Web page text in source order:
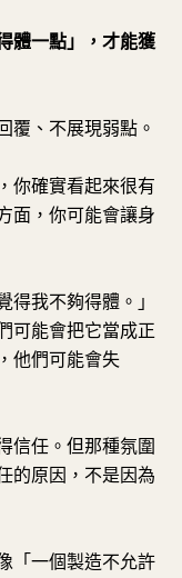
體一點」，才能獲
覆、不展現弱點。
你確實看起來很有
面，你可能會讓身
得我不夠得體。」
可能會把它當成正
他們可能會失
信任。但那種氛圍
的原因，不是因為
「一個製造不允許